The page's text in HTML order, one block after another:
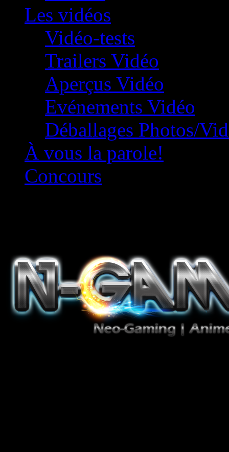
Les vidéos
Vidéo-tests
Trailers Vidéo
Aperçus Vidéo
Evénements Vidéo
Déballages Photos/
À vous la parole!
Concours